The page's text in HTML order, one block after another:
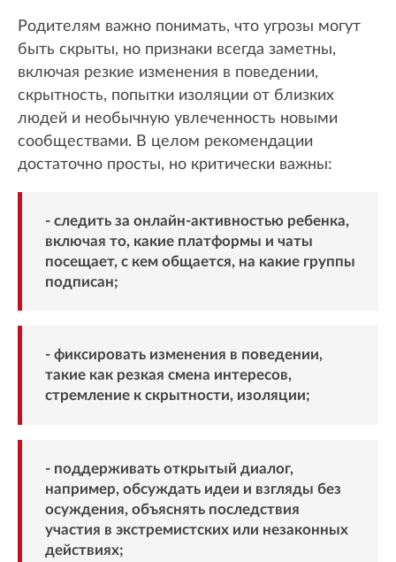
Родителям важно понимать, что угрозы могут
быть скрыты, но признаки всегда заметны,
включая резкие изменения в поведении,
скрытность, попытки изоляции от близких
людей и необычную увлеченность новыми
сообществами. В целом рекомендации
достаточно просты, но критически важны:
- следить за онлайн-активностью ребенка,
включая то, какие платформы и чаты
посещает, с кем общается, на какие группы
подписан;
- фиксировать изменения в поведении,
такие как резкая смена интересов,
стремление к скрытности, изоляции;
- поддерживать открытый диалог,
например, обсуждать идеи и взгляды без
осуждения, объяснять последствия
участия в экстремистских или незаконных
действиях;